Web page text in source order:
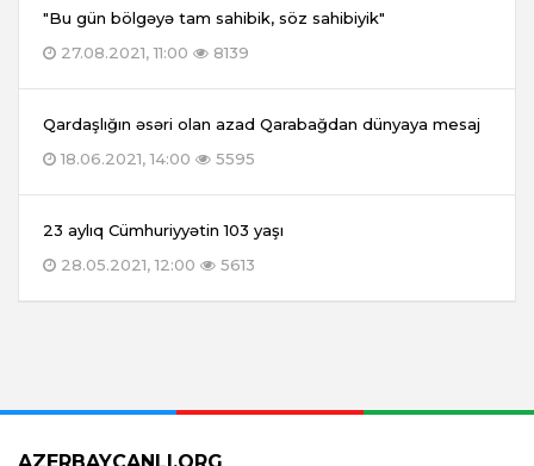
"Bu gün bölgəyə tam sahibik, söz sahibiyik"
27.08.2021, 11:00
8139
Qardaşlığın əsəri olan azad Qarabağdan dünyaya mesaj
18.06.2021, 14:00
5595
23 aylıq Cümhuriyyətin 103 yaşı
28.05.2021, 12:00
5613